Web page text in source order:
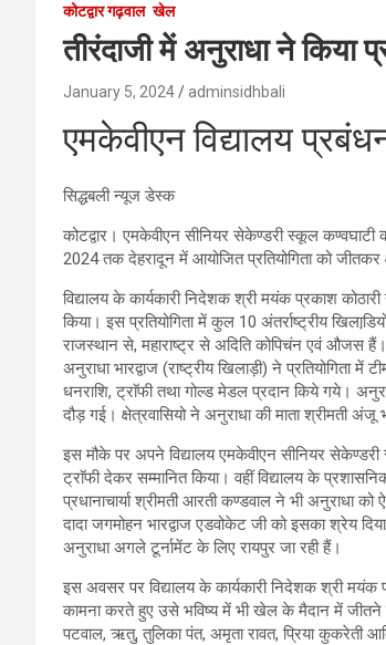
कोटद्वार गढ़वाल खेल
तीरंदाजी में अनुराधा ने किया
January 5, 2024 adminsidhbali
एमकेवीएन विद्यालय
सिद्धबली न्यूज डेस्क
कोटद्वार। एमकेवीएन सीनियर सेकेण्डरी स्कूल कण्वघाटी
2024 तक देहरादून में आयोजित प्रतियोगिता को जीतकर
विद्यालय के कार्यकारी निदेशक श्री मयंक प्रकाश
किया। इस प्रतियोगिता में कुल 10 अंतर्राष्ट्रीय
राजस्थान से, महाराष्ट्र से अदिति कोपिचंन एवं औजस
अनुराधा भारद्वाज (राष्ट्रीय खिलाड़ी) ने
धनराशि, ट्राॅफी तथा गोल्ड मेडल प्रदान किये गये।
दौड़ गई। क्षेत्रवासियो ने अनुराधा की माता श्रीमती अंजू
इस मौके पर अपने विद्यालय एमकेवीएन सीनियर सेकेण्डरी
ट्राॅफी देकर सम्मानित किया। वहीं विद्यालय के
प्रधानाचार्या श्रीमती आरती कण्डवाल ने भी अनुराधा
दादा जगमोहन भारद्वाज एडवोकेट जी को इसका श्रेय
अनुराधा अगले टूर्नामेंट के लिए रायपुर जा रही हैं।
इस अवसर पर विद्यालय के कार्यकारी निदेशक श्री मयंक
कामना करते हुए उसे भविष्य में भी खेल के मैदान में जीतने
पटवाल, ऋतु, तुलिका पंत, अमृता रावत, प्रिया कुकरेती